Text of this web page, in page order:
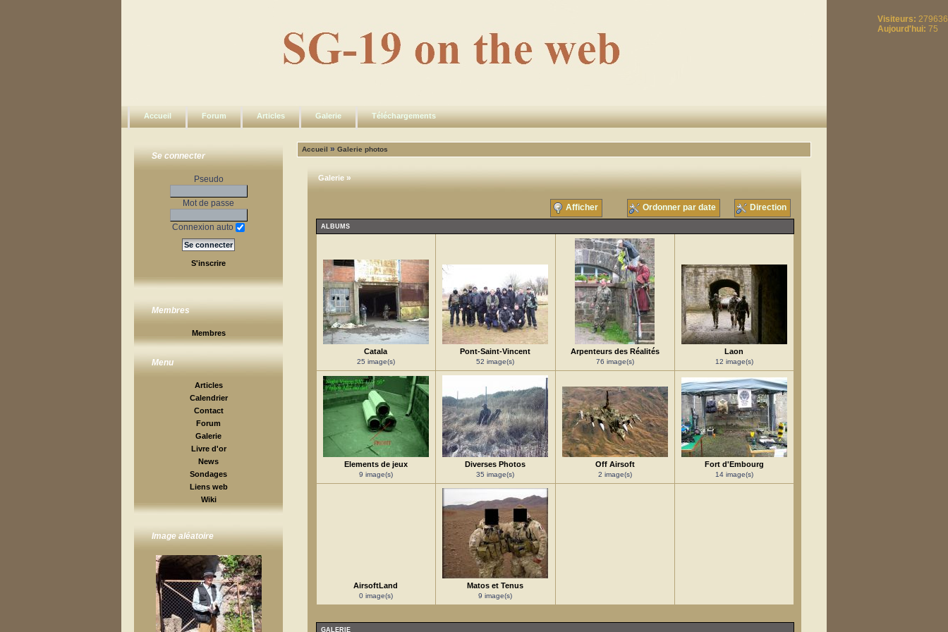
Accueil Forum Articles Galerie Téléchargements
Visiteurs: 279636
Aujourd'hui: 75
Se connecter
Pseudo
Mot de passe
Connexion auto
S'inscrire
Membres
Membres
Menu
Articles
Calendrier
Contact
Forum
Galerie
Livre d'or
News
Sondages
Liens web
Wiki
Image aléatoire
Accueil »Galerie photos
Galerie»
Afficher Ordonner par date Direction
ALBUMS
Catala
25 image(s)
Pont-Saint-Vincent
52 image(s)
Arpenteurs des Réalités
76 image(s)
Laon
12 image(s)
Elements de jeux
9 image(s)
Diverses Photos
35 image(s)
Off Airsoft
2 image(s)
Fort d'Embourg
14 image(s)
AirsoftLand
0 image(s)
Matos et Tenus
9 image(s)
GALERIE